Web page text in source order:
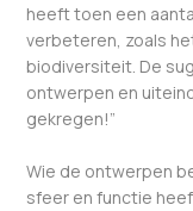
heeft toen een
verbeteren, zoals
biodiversiteit. De
ontwerpen en
gekregen!”
Wie de ontwerpen
sfeer en functie